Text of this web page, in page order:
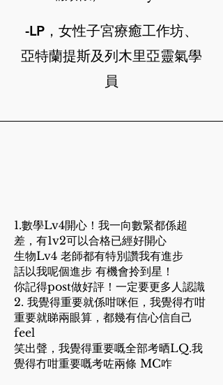
-LP，女性子宮療癒工作坊、
亞特蘭提斯及列木里亞靈氣學
員
1.數學Lv4開心！我一向數緊都係超
差，有1v2可以合格已經好開心
生物Lv4 老師都有特別讚我有進步
話以我呢個進步 有機會拎到星！
你記得post做好評！一定要更多人認識
2. 我覺得重要就係咁咪佢，我覺得冇咁
重要就睇兩眼算，都幾有信心信自己
feel
笑出聲，我覺得重要嘅全部考晒LQ.我
覺得冇咁重要嘅考咗兩條 MC咋